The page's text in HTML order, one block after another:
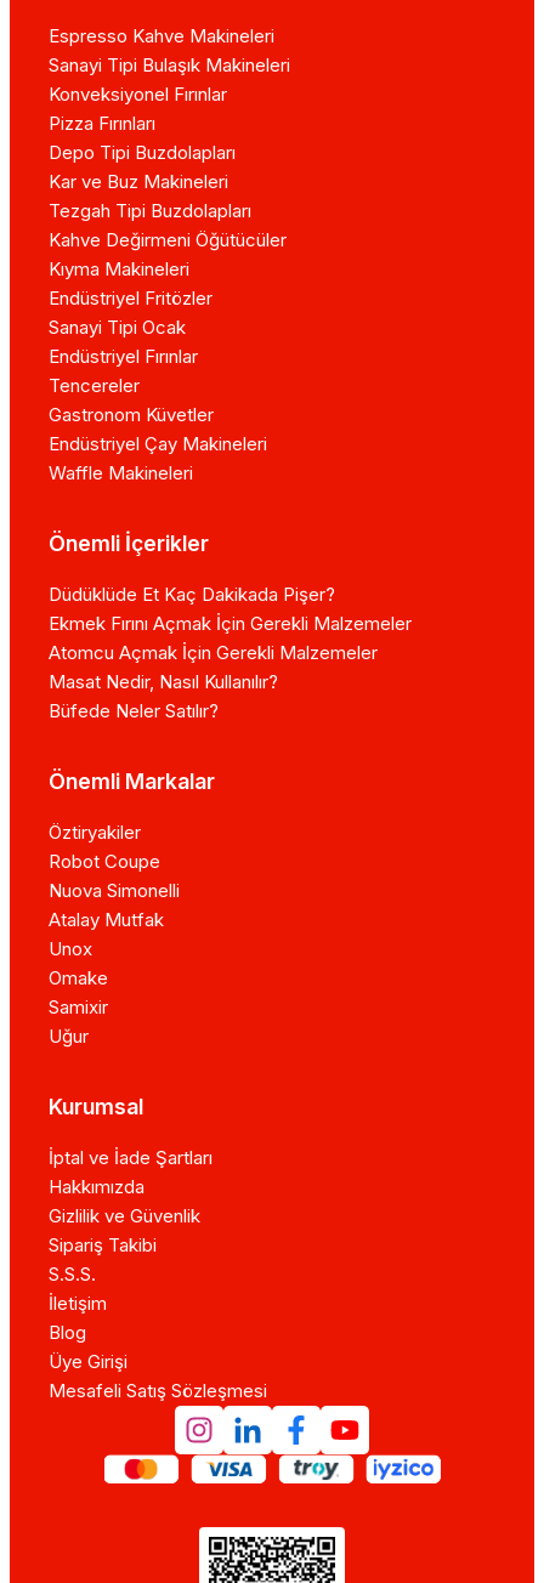
Espresso Kahve Makineleri
Sanayi Tipi Bulaşık Makineleri
Konveksiyonel Fırınlar
Pizza Fırınları
Depo Tipi Buzdolapları
Kar ve Buz Makineleri
Tezgah Tipi Buzdolapları
Kahve Değirmeni Öğütücüler
Kıyma Makineleri
Endüstriyel Fritözler
Sanayi Tipi Ocak
Endüstriyel Fırınlar
Tencereler
Gastronom Küvetler
Endüstriyel Çay Makineleri
Waffle Makineleri
Önemli İçerikler
Düdüklüde Et Kaç Dakikada Pişer?
Ekmek Fırını Açmak İçin Gerekli Malzemeler
Atomcu Açmak İçin Gerekli Malzemeler
Masat Nedir, Nasıl Kullanılır?
Büfede Neler Satılır?
Önemli Markalar
Öztiryakiler
Robot Coupe
Nuova Simonelli
Atalay Mutfak
Unox
Omake
Samixir
Uğur
Kurumsal
İptal ve İade Şartları
Hakkımızda
Gizlilik ve Güvenlik
Sipariş Takibi
S.S.S.
İletişim
Blog
Üye Girişi
Mesafeli Satış Sözleşmesi